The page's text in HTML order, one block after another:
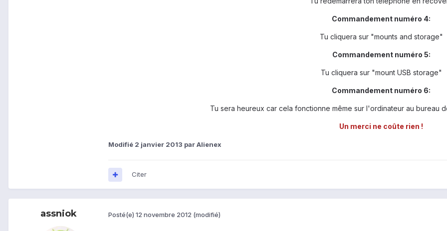
Commandement numéro 4:
Tu cliquera sur "mounts and storage"
Commandement numéro 5:
Tu cliquera sur "mount USB storage"
Commandement numéro 6:
Tu sera heureux car cela fonctionne même sur l'ordinateur au bureau
Un merci ne coûte rien !
Modifié 2 janvier 2013 par Alienex
Citer
assniok Posté(e) 12 novembre 2012 (modifié)